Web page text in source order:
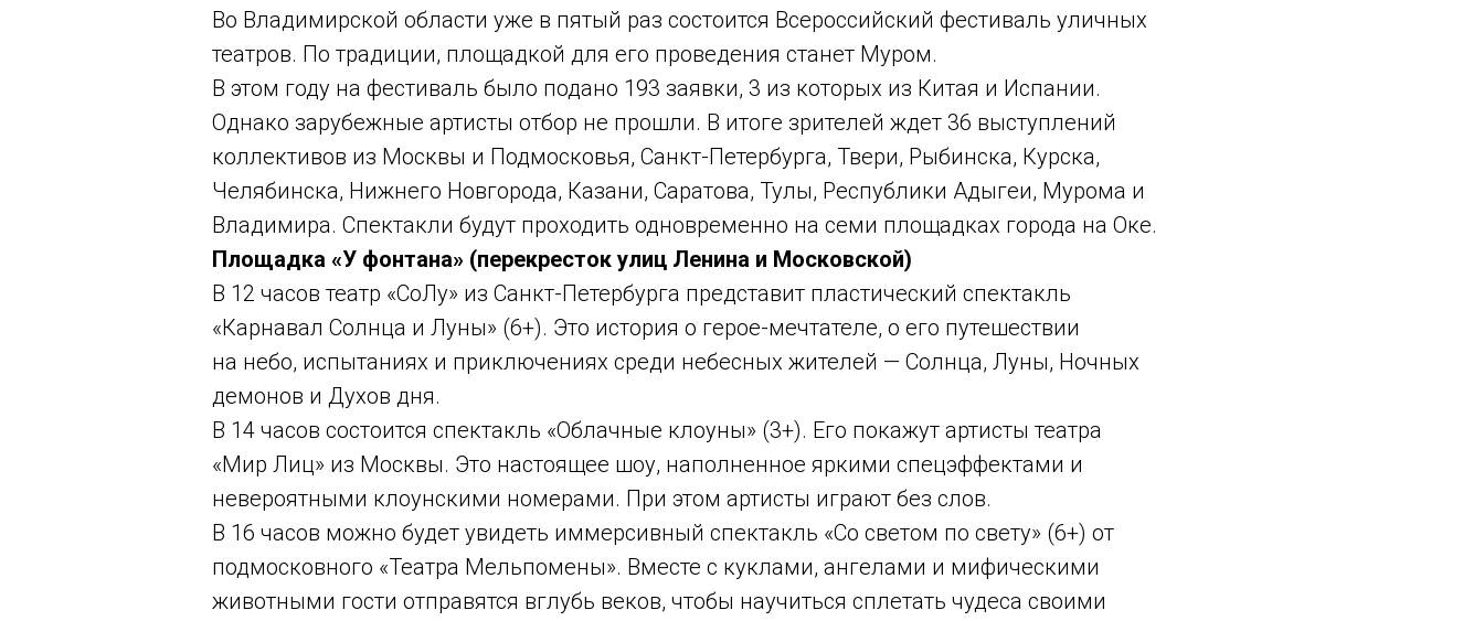
Во Владимирской области уже в пятый раз состоится Всероссийский фестиваль уличных
театров. По традиции, площадкой для его проведения станет Муром.
В этом году на фестиваль было подано 193 заявки, 3 из которых из Китая и Испании.
Однако зарубежные артисты отбор не прошли. В итоге зрителей ждет 36 выступлений
коллективов из Москвы и Подмосковья, Санкт-Петербурга, Твери, Рыбинска, Курска,
Челябинска, Нижнего Новгорода, Казани, Саратова, Тулы, Республики Адыгеи, Мурома и
Владимира. Спектакли будут проходить одновременно на семи площадках города на Оке.
Площадка «У фонтана» (перекресток улиц Ленина и Московской)
В 12 часов театр «СоЛу» из Санкт-Петербурга представит пластический спектакль
«Карнавал Солнца и Луны» (6+). Это история о герое-мечтателе, о его путешествии
на небо, испытаниях и приключениях среди небесных жителей — Солнца, Луны, Ночных
демонов и Духов дня.
В 14 часов состоится спектакль «Облачные клоуны» (3+). Его покажут артисты театра
«Мир Лиц» из Москвы. Это настоящее шоу, наполненное яркими спецэффектами и
невероятными клоунскими номерами. При этом артисты играют без слов.
В 16 часов можно будет увидеть иммерсивный спектакль «Со светом по свету» (6+) от
подмосковного «Театра Мельпомены». Вместе с куклами, ангелами и мифическими
животными гости отправятся вглубь веков, чтобы научиться сплетать чудеса своими